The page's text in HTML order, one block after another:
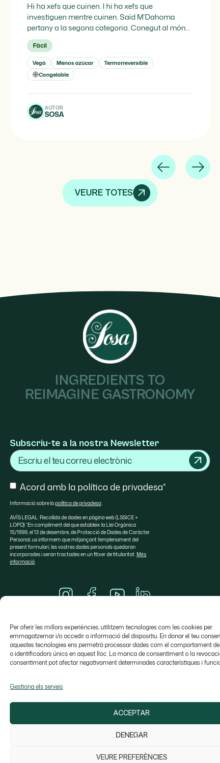
Per oferir les millors experiències, utilitzem tecnologies com les cookies per
emmagatzemar i/o accedir a informació del dispositiu. En donar el teu
aquestes tecnologies ens permetrà processar dades com el comportament
o identificadors únics en aquest lloc. La manca de consentiment o la
consentiment pot afectar negativament determinades característiques i
Gestiona els serveis
ACCEPTAR
DENEGAR
VEURE PREFERÈNCIES
Hi ha xefs que cuinen. I hi ha xefs que
investiguen mentre cuinen. Saïd M’Dahoma
pertany a la segona categoria. Conegut al món
de la pastisseria contemporània com Pastry
Nerd, aquest xef pastisser combina una
formació acadèmica en neurociència amb una
sensibilitat tècnica i creativa que l’ha posicionat
com una de les veus més interessants […]
Fàcil
Vegà Menos azúcar
Termorreversible
Congelable
AUTOR
SOSA
VEURE TOTES
INGREDIENTS TO
REIMAGINE GASTRONOMY
Subscriu-te a la nostra Newsletter
Email
Consent
Acord amb la política de privadesa*
Informació sobre lapolítica de privadesa
AVÍS LEGAL: Recollida de dades en pàgina web (LSSICE +
LOPD) “En compliment del que estableix la Llei Orgànica
15/1999, el 13 de desembre, de Protecció de Dades de Caràcter
Personal, us informem que mitjançant l’emplenament del
present formulari, les vostres dades personals quedaran
incorporades i seran tractades en un fitxer de titularitat.Més
informació
Valrhona Selection
Contacte
Colònia Galobart s/n, 08270 Navarcles - Barcelona,
​​Espanya
sosa@sosa.cat
938 666 111
© Copyright 2026 Sosa Ingredients SLU